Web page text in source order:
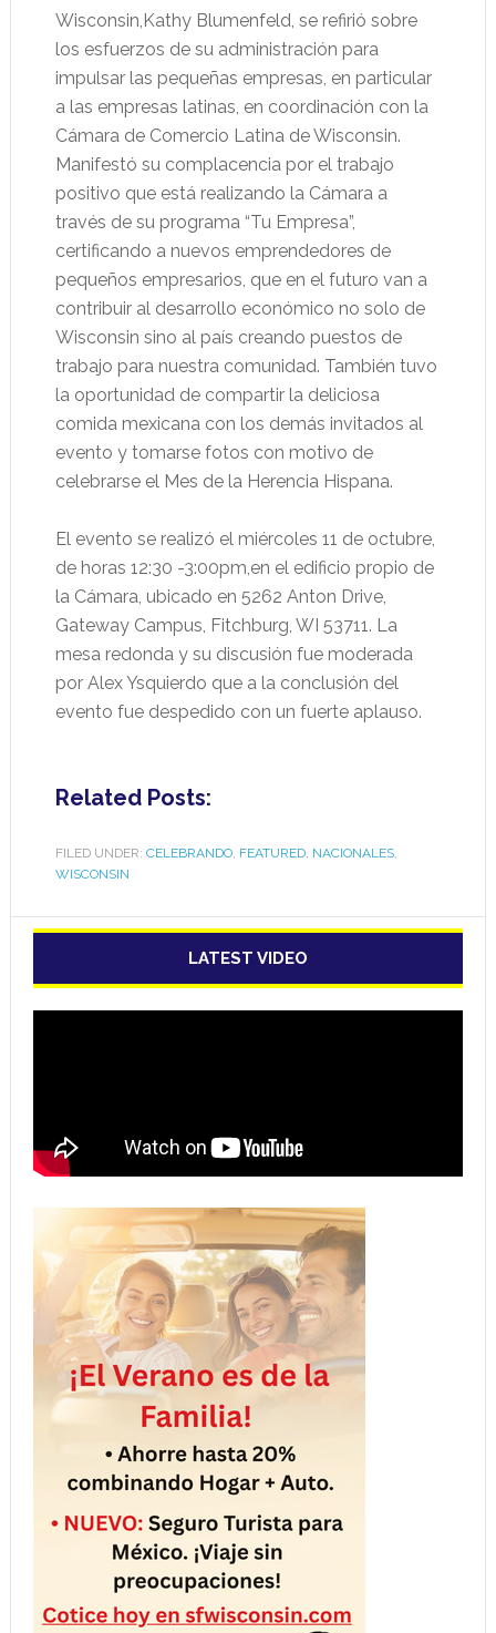
Wisconsin,Kathy Blumenfeld, se refirió sobre
los esfuerzos de su administración para
impulsar las pequeñas empresas, en particular
a las empresas latinas, en coordinación con la
Cámara de Comercio Latina de Wisconsin.
Manifestó su complacencia por el trabajo
positivo que está realizando la Cámara a
través de su programa “Tu Empresa”,
certificando a nuevos emprendedores de
pequeños empresarios, que en el futuro van a
contribuir al desarrollo económico no solo de
Wisconsin sino al país creando puestos de
trabajo para nuestra comunidad. También tuvo
la oportunidad de compartir la deliciosa
comida mexicana con los demás invitados al
evento y tomarse fotos con motivo de
celebrarse el Mes de la Herencia Hispana.
El evento se realizó el miércoles 11 de octubre,
de horas 12:30 -3:00pm,en el edificio propio de
la Cámara, ubicado en 5262 Anton Drive,
Gateway Campus, Fitchburg, WI 53711. La
mesa redonda y su discusión fue moderada
por Alex Ysquierdo que a la conclusión del
evento fue despedido con un fuerte aplauso.
Related Posts:
FILED UNDER: CELEBRANDO, FEATURED, NACIONALES,
WISCONSIN
LATEST VIDEO